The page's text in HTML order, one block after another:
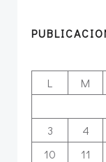
L
M
3
4
10
11